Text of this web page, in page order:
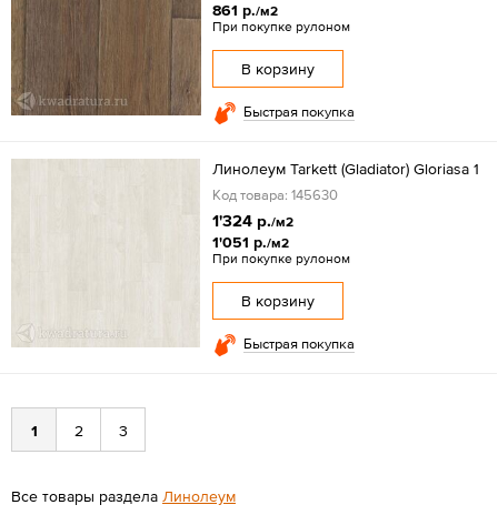
861 р./м2
При покупке рулоном
В корзину
Быстрая покупка
Линолеум Tarkett (Gladiator) Gloriasa 1
Код товара: 145630
1'324 р./м2
1'051 р./м2
При покупке рулоном
В корзину
Быстрая покупка
1 2 3
Все товары раздела Линолеум